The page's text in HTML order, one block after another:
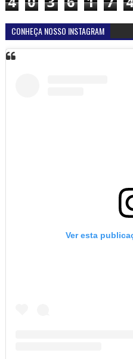
CONHEÇA NOSSO INSTAGRAM
Ver esta